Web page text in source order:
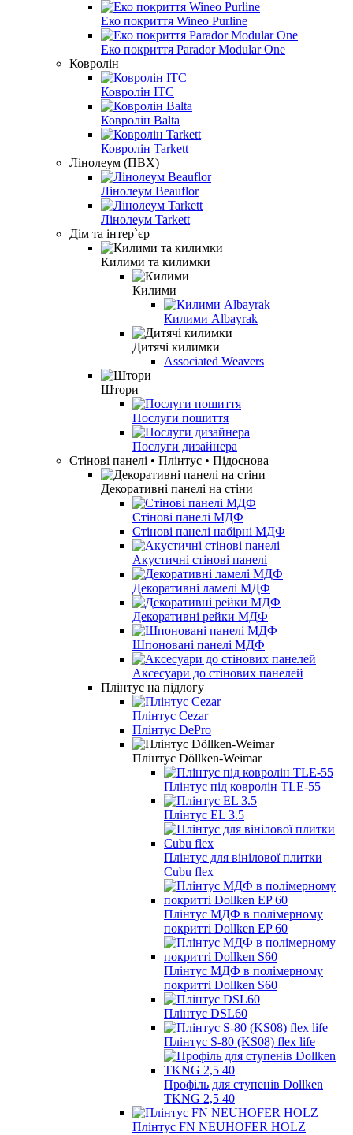
Еко покриття Wineo Purline
Еко покриття Parador Modular One
Ковролін
Ковролін ITC
Ковролін Balta
Ковролін Tarkett
Лінолеум (ПВХ)
Лінолеум Beauflor
Лінолеум Tarkett
Дім та інтер`єр
Килими та килимки
Килими
Килими Albayrak
Дитячі килимки
Associated Weavers
Штори
Послуги пошиття
Послуги дизайнера
Стінові панелі • Плінтус • Підоснова
Декоративні панелі на стіни
Стінові панелі МДФ
Стінові панелі набірні МДФ
Акустичні стінові панелі
Декоративні ламелі МДФ
Декоративні рейки МДФ
Шпоновані панелі МДФ
Аксесуари до стінових панелей
Плінтус на підлогу
Плінтус Cezar
Плінтус DePro
Плінтус Döllken-Weimar
Плінтус під ковролін TLE-55
Плінтус EL 3.5
Плінтус для вінілової плитки
Cubu flex
Плінтус МДФ в полімерному
покритті Dollken EP 60
Плінтус МДФ в полімерному
покритті Dollken S60
Плінтус DSL60
Плінтус S-80 (KS08) flex life
Профіль для ступенів Dollken
TKNG 2,5 40
Плінтус FN NEUHOFER HOLZ